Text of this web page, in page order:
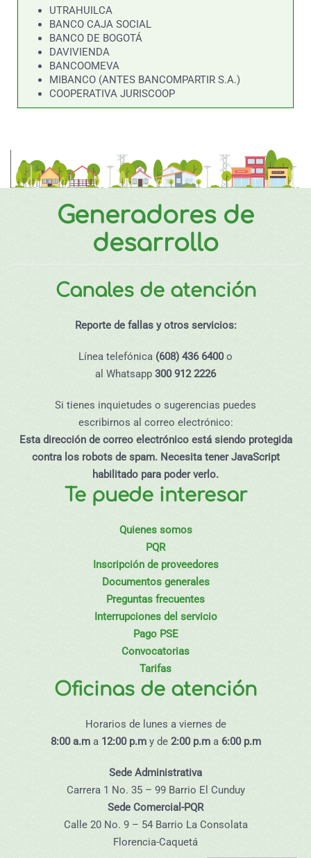
UTRAHUILCA
BANCO CAJA SOCIAL
BANCO DE BOGOTÁ
DAVIVIENDA
BANCOOMEVA
MIBANCO (ANTES BANCOMPARTIR S.A.)
COOPERATIVA JURISCOOP
Generadores de
desarrollo
Canales de atención
Reporte de fallas y otros servicios:
Línea telefónica (608) 436 6400o
al Whatsapp 300 912 2226
Si tienes inquietudes o sugerencias puedes
escribirnos al correo electrónico:
Esta dirección de correo electrónico está siendo protegida
contra los robots de spam. Necesita tener JavaScript
habilitado para poder verlo.
Te puede interesar
Quienes somos
PQR
Inscripción de proveedores
Documentos generales
Preguntas frecuentes
Interrupciones del servicio
Pago PSE
Convocatorias
Tarifas
Oficinas de atención
Horarios de lunes a viernes de
8:00 a.m a 12:00 p.m y de 2:00 p.m a 6:00 p.m
Sede Administrativa
Carrera 1 No. 35 – 99 Barrio El Cunduy
Sede Comercial-PQR
Calle 20 No. 9 – 54 Barrio La Consolata
Florencia-Caquetá